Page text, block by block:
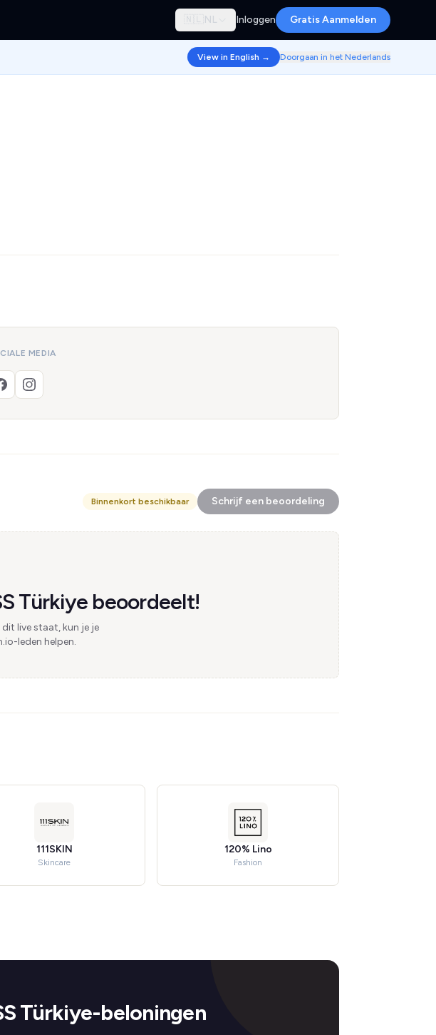
🇳🇱 NL Inloggen Gratis Aanmelden
View in English → Doorgaan in het Nederlands
MEDIA
Binnenkort beschikbaar Schrijf een beoordeling
Türkiye beoordeelt!
live staat, kun je je
leden helpen.
111SKIN
Skincare
120% Lino
Fashion
Türkiye-beloningen